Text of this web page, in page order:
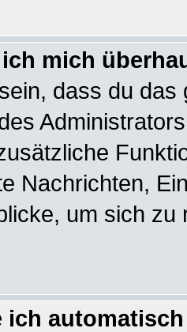
mich
dass du
Nachrichten,
um sich
ich